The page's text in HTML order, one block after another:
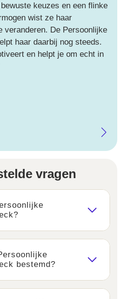
keuzes en een flinke
wist ze haar
veranderen. De Persoonlijke
haar daarbij nog steeds.
en helpt je om echt in
vragen
bestemd?